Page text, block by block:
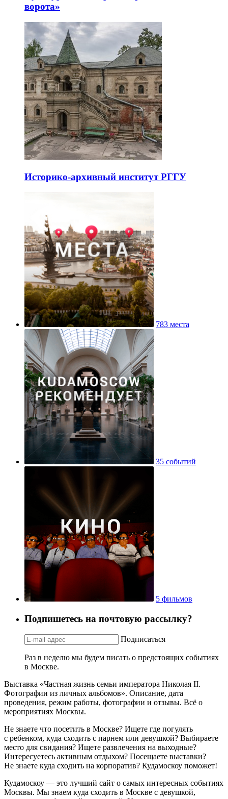
ворота»
Историко-архивный институт РГГУ
783 места
35 событий
5 фильмов
Подпишетесь на почтовую рассылку?
Подписаться
Раз в неделю мы будем писать о предстоящих событиях
в Москве.
Выставка «Частная жизнь семьи императора Николая II.
Фотографии из личных альбомов». Описание, дата
проведения, режим работы, фотографии и отзывы. Всё о
мероприятиях Москвы.
Не знаете что посетить в Москве? Ищете где погулять
с ребенком, куда сходить с парнем или девушкой? Выбираете
место для свидания? Ищете развлечения на выходные?
Интересуетесь активным отдыхом? Посещаете выставки?
Не знаете куда сходить на корпоратив? Кудамоскоу поможет!
Кудамоскоу — это лучший сайт о самых интересных событиях
Москвы. Мы знаем куда сходить в Москве с девушкой,